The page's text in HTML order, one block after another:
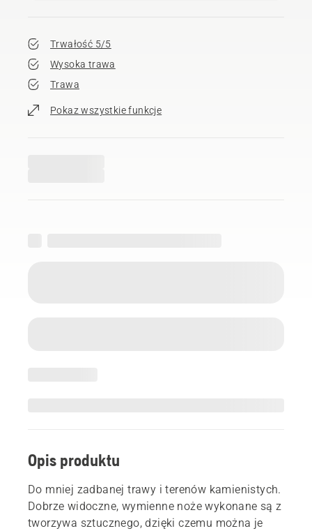
Trwałość 5/5
Wysoka trawa
Trawa
Pokaz wszystkie funkcje
Opis produktu
Do mniej zadbanej trawy i terenów kamienistych.
Dobrze widoczne, wymienne noże wykonane są z
tworzywa sztucznego, dzięki czemu można je